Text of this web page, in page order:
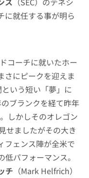
に就任する事が明ら
コーチに就いたホー
さにピークを迎えま
いう短い「夢」に
ブランクを経て昨年
しかしそのオレゴン
せましたがその大き
フェンス陣が全米で
パフォーマンス。
チ （Mark Helfrich）